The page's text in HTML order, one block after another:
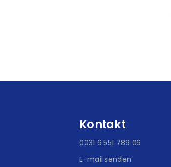
Kontakt
0031 6 551 789 06
E-mail senden